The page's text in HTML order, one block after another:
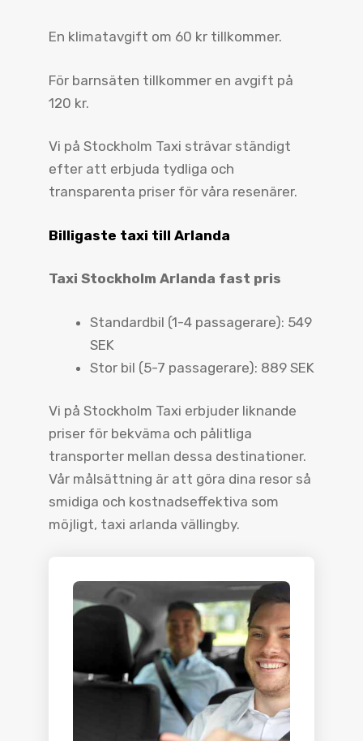
En klimatavgift om 60 kr tillkommer.
För barnsäten tillkommer en avgift på
120 kr.
Vi på Stockholm Taxi strävar ständigt
efter att erbjuda tydliga och
transparenta priser för våra resenärer.
Billigaste taxi till Arlanda
Taxi Stockholm Arlanda fast pris
Standardbil (1-4 passagerare): 549
SEK
Stor bil (5-7 passagerare): 889 SEK
Vi på Stockholm Taxi erbjuder liknande
priser för bekväma och pålitliga
transporter mellan dessa destinationer.
Vår målsättning är att göra dina resor så
smidiga och kostnadseffektiva som
möjligt, taxi arlanda vällingby.